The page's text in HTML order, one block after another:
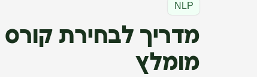
NLP
מומלץ